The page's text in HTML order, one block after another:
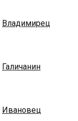
Владимирец
Галичанин
Ивановец